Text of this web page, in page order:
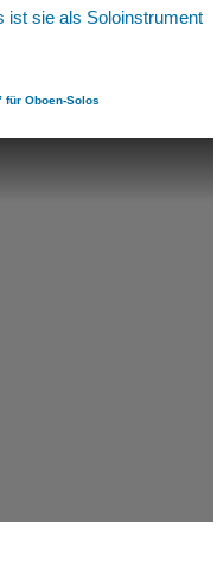
ist sie als Soloinstrument
für Oboen-Solos